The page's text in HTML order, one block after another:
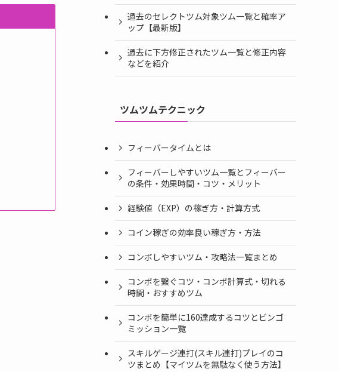
過去のセレクトツム対象ツム一覧と確率ア
ップ【最新版】
過去に下方修正されたツム一覧と修正内容
などを紹介
ツムツムテクニック
フィーバータイムとは
フィーバーしやすいツム一覧とフィーバー
の条件・効果時間・コツ・メリット
経験値（EXP）の稼ぎ方・計算方式
コイン稼ぎの効率良い稼ぎ方・方法
コンボしやすいツム・攻略法一覧まとめ
コンボを繋ぐコツ・コンボ計算式・切れる
時間・おすすめツム
コンボを簡単に160達成するコツとビンゴ
ミッション一覧
スキルゲージ連打(スキル連打)プレイのコ
ツまとめ【マイツムを無駄なく使う方法】